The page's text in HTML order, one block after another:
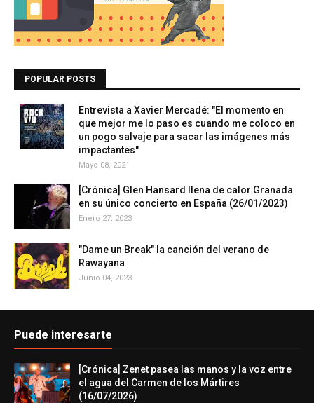
POPULAR POSTS
Entrevista a Xavier Mercadé: "El momento en
que mejor me lo paso es cuando me coloco en
un pogo salvaje para sacar las imágenes más
impactantes"
Mayo 08, 2021
[Crónica] Glen Hansard llena de calor Granada
en su único concierto en España (26/01/2023)
Enero 27, 2023
"Dame un Break" la canción del verano de
Rawayana
Junio 04, 2023
Puede interesarte
[Crónica] Zenet pasea las manos y la voz entre
el agua del Carmen de los Mártires
(16/07/2026)